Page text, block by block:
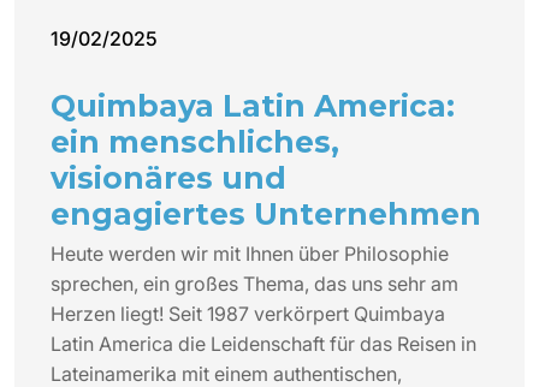
19/02/2025
Quimbaya Latin America:
ein menschliches,
visionäres und
engagiertes Unternehmen
Heute werden wir mit Ihnen über Philosophie
sprechen, ein großes Thema, das uns sehr am
Herzen liegt! Seit 1987 verkörpert Quimbaya
Latin America die Leidenschaft für das Reisen in
Lateinamerika mit einem authentischen,